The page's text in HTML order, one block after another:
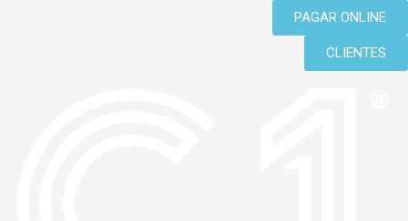
PAGAR ONLINE
CLIENTES